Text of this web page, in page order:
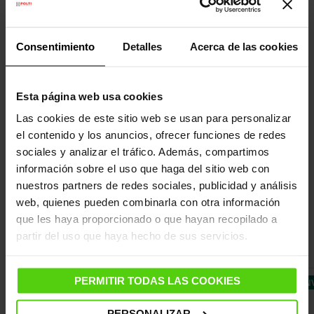
Consentimiento Detalles Acerca de las cookies
Esta página web usa cookies
Las cookies de este sitio web se usan para personalizar
el contenido y los anuncios, ofrecer funciones de redes
sociales y analizar el tráfico. Además, compartimos
información sobre el uso que haga del sitio web con
nuestros partners de redes sociales, publicidad y análisis
web, quienes pueden combinarla con otra información
que les haya proporcionado o que hayan recopilado a
partir del uso que haya hecho de sus servicios.
PERMITIR TODAS LAS COOKIES
MANUAL DE INSTRUCCIONES
OTROS DATOS DE INTERÉS
¡Hemos encontrado otros productos
que pueden interesarte!
ENVÍO GRATIS 48 H.